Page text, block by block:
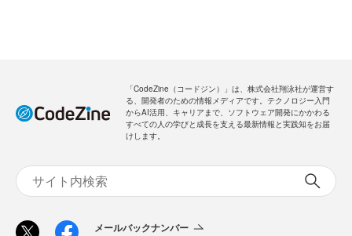
「CodeZine（コードジン）」は、株式会社翔泳社が運営す
る、開発者のための情報メディアです。テクノロジー入門
からAI活用、キャリアまで、ソフトウェア開発にかかわる
すべての人の学びと成長を支える最新情報と実践知をお届
けします。
メールバックナンバー